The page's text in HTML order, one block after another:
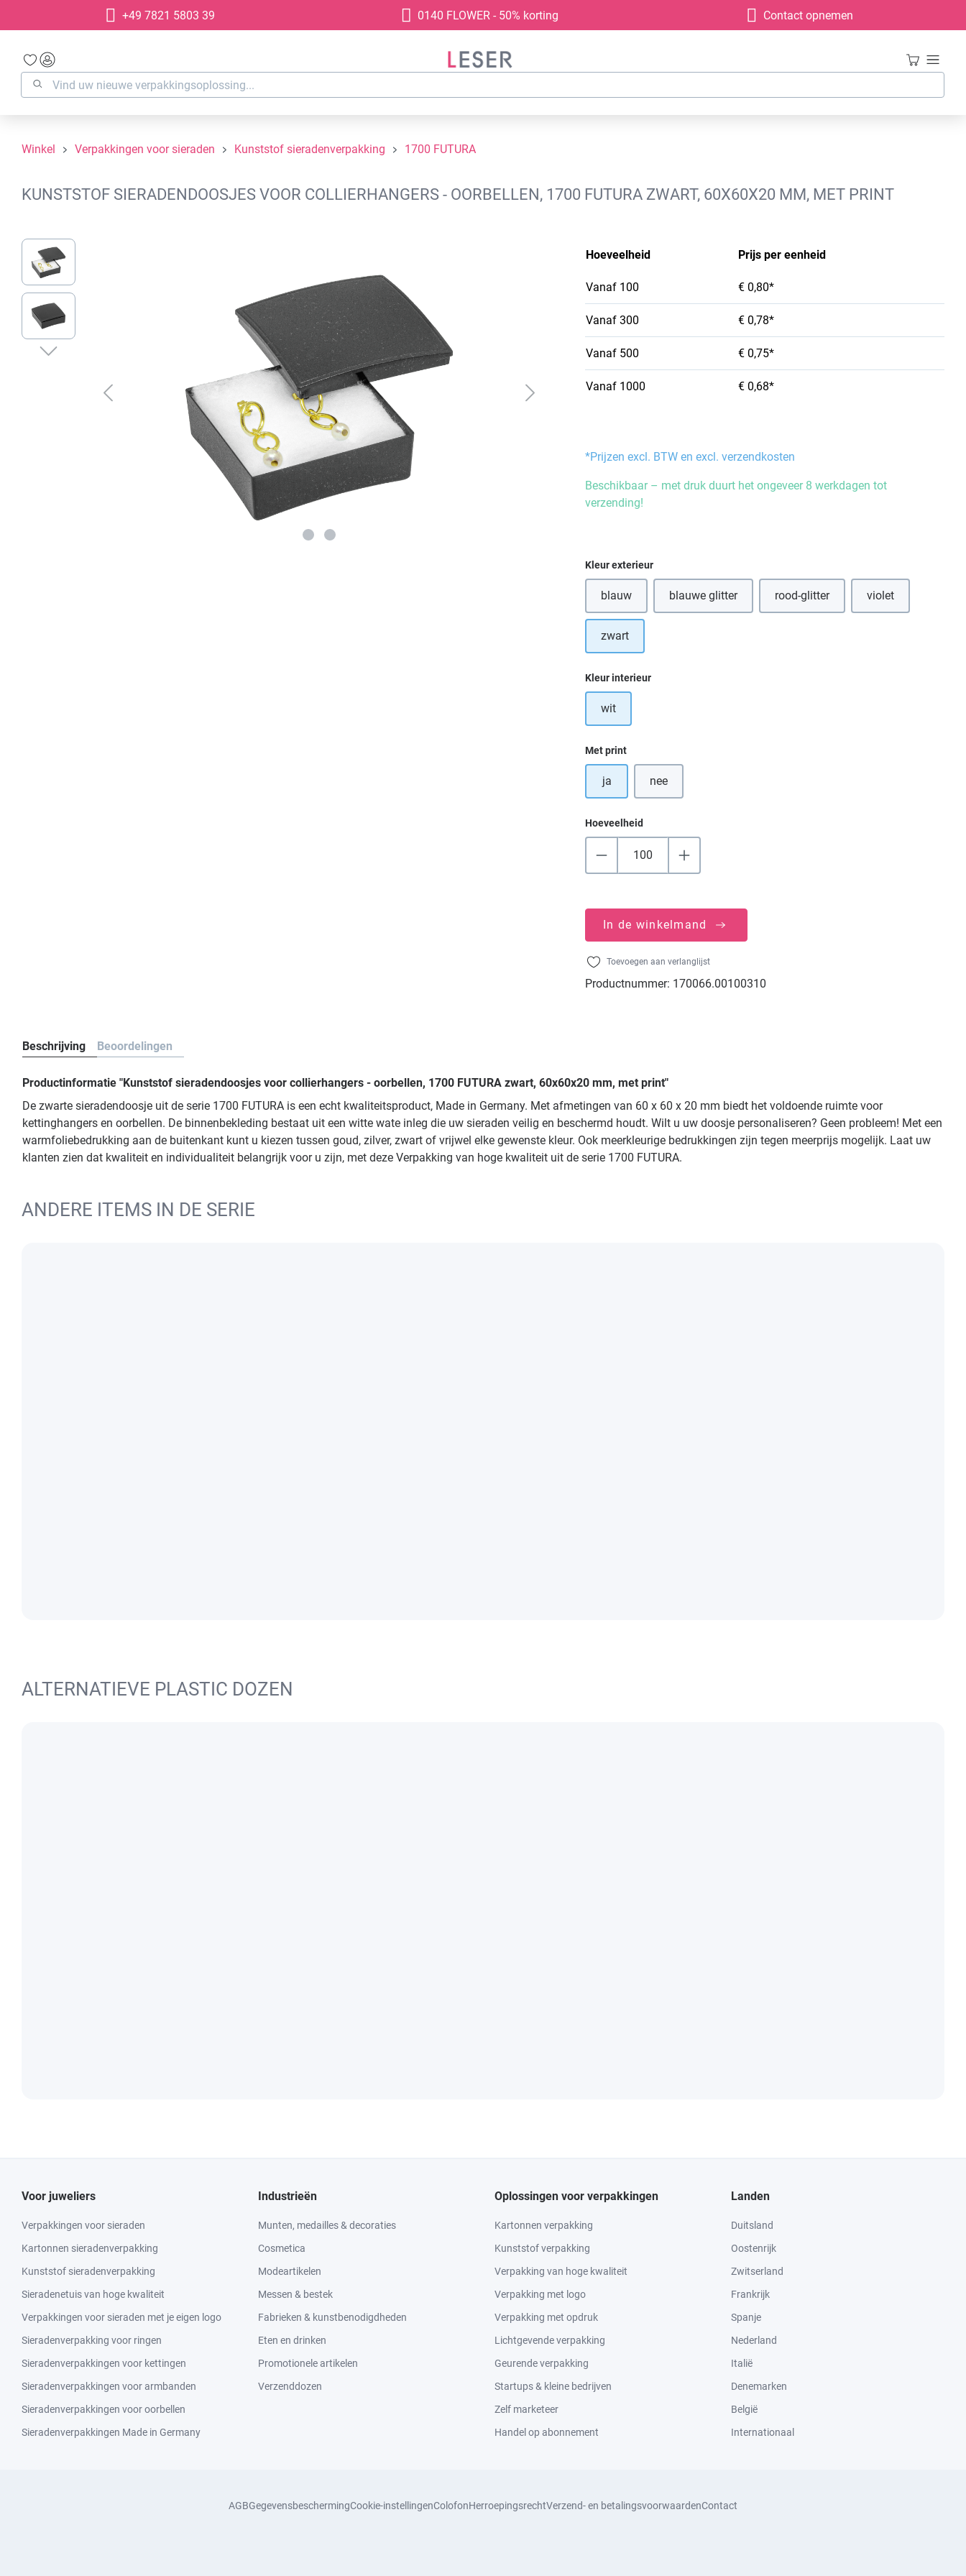
Ga naar de hoofdnavigatie
+49 7821 5803 39 0140 FLOWER - 50% korting Contact opnemen
Winkel Verpakkingen voor sieraden Kunststof sieradenverpakking 1700 FUTURA
KUNSTSTOF SIERADENDOOSJES VOOR COLLIERHANGERS - OORBELLEN, 1700 FUTURA ZWART, 60X60X20 MM, MET PRINT
Afbeeldingengalerij overslaan
Hoeveelheid Prijs per eenheid
Vanaf 100 € 0,80*
Vanaf 300 € 0,78*
Vanaf 500 € 0,75*
Vanaf 1000 € 0,68*
*Prijzen excl. BTW en excl. verzendkosten
Beschikbaar – met druk duurt het ongeveer 8 werkdagen tot
verzending!
Selecteer
Kleur exterieur
blauw blauwe glitter rood-glitter violet
zwart
Selecteer
Kleur interieur
wit
Selecteer
Met print
ja nee
Hoeveelheid
In de winkelmand
Toevoegen aan verlanglijst
Productnummer: 170066.00100310
Beschrijving Beoordelingen
Productinformatie "Kunststof sieradendoosjes voor collierhangers - oorbellen, 1700 FUTURA zwart, 60x60x20 mm, met print"
De zwarte sieradendoosje uit de serie 1700 FUTURA is een echt kwaliteitsproduct, Made in Germany. Met afmetingen van 60 x 60 x 20 mm biedt het voldoende ruimte voor
kettinghangers en oorbellen. De binnenbekleding bestaat uit een witte wate inleg die uw sieraden veilig en beschermd houdt. Wilt u uw doosje personaliseren? Geen probleem! Met een
warmfoliebedrukking aan de buitenkant kunt u kiezen tussen goud, zilver, zwart of vrijwel elke gewenste kleur. Ook meerkleurige bedrukkingen zijn tegen meerprijs mogelijk. Laat uw
klanten zien dat kwaliteit en individualiteit belangrijk voor u zijn, met deze Verpakking van hoge kwaliteit uit de serie 1700 FUTURA.
ANDERE ITEMS IN DE SERIE
ALTERNATIEVE PLASTIC DOZEN
Voor juweliers
Verpakkingen voor sieraden
Kartonnen sieradenverpakking
Kunststof sieradenverpakking
Sieradenetuis van hoge kwaliteit
Verpakkingen voor sieraden met je eigen logo
Sieradenverpakking voor ringen
Sieradenverpakkingen voor kettingen
Sieradenverpakkingen voor armbanden
Sieradenverpakkingen voor oorbellen
Sieradenverpakkingen Made in Germany
Industrieën
Munten, medailles & decoraties
Cosmetica
Modeartikelen
Messen & bestek
Fabrieken & kunstbenodigdheden
Eten en drinken
Promotionele artikelen
Verzenddozen
Oplossingen voor verpakkingen
Kartonnen verpakking
Kunststof verpakking
Verpakking van hoge kwaliteit
Verpakking met logo
Verpakking met opdruk
Lichtgevende verpakking
Geurende verpakking
Startups & kleine bedrijven
Zelf marketeer
Handel op abonnement
Landen
Duitsland
Oostenrijk
Zwitserland
Frankrijk
Spanje
Nederland
Italië
Denemarken
België
Internationaal
AGBGegevensbeschermingCookie-instellingenColofonHerroepingsrechtVerzend- en betalingsvoorwaardenContact